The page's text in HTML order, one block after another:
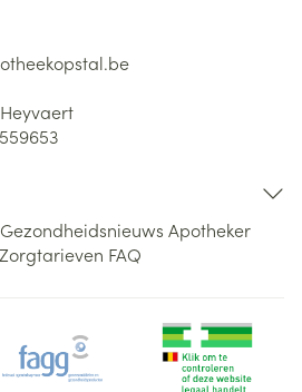
Gezondheidsnieuws Apotheker
Zorgtarieven FAQ